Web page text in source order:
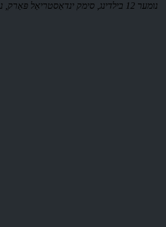
נומער 12 בילדינג, סימק ינדאַסטריאַל פּאַרק, נאַנשאַן ראָוד 523808, דאָנגגואַן סיטי, טשיינאַ